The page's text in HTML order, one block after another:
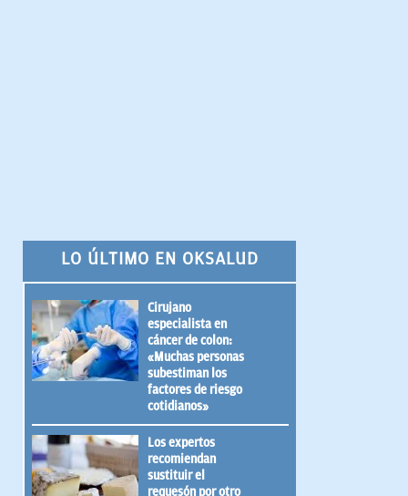
LO ÚLTIMO EN OKSALUD
Cirujano
especialista en
cáncer de colon:
«Muchas personas
subestiman los
factores de riesgo
cotidianos»
Los expertos
recomiendan
sustituir el
requesón por otro